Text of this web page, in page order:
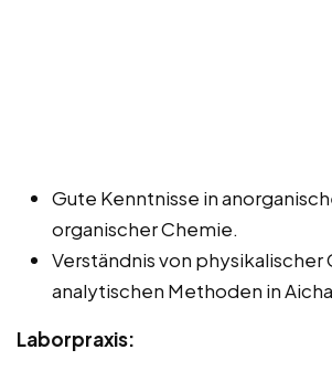
Gute Kenntnisse in
organischer Chemie.
Verständnis von physikalischer
analytischen Methoden in
Laborpraxis: